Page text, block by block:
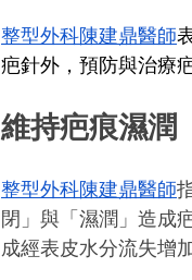
整型外科陳建鼎醫師
疤針外，預防與治療
維持疤痕濕潤
整型外科陳建鼎醫師
閉」與「濕潤」造成
成經表皮水分流失增